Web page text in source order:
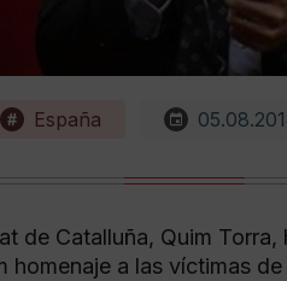
España
de Catalluña, Quim
homenaje a las víctimas